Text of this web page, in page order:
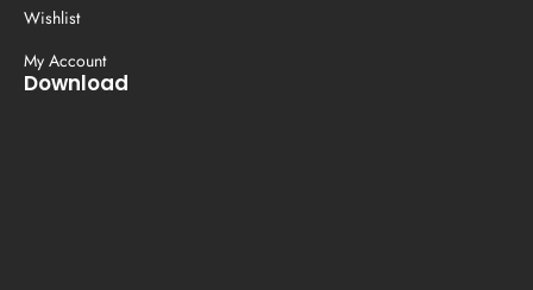
Wishlist
My Account
Download